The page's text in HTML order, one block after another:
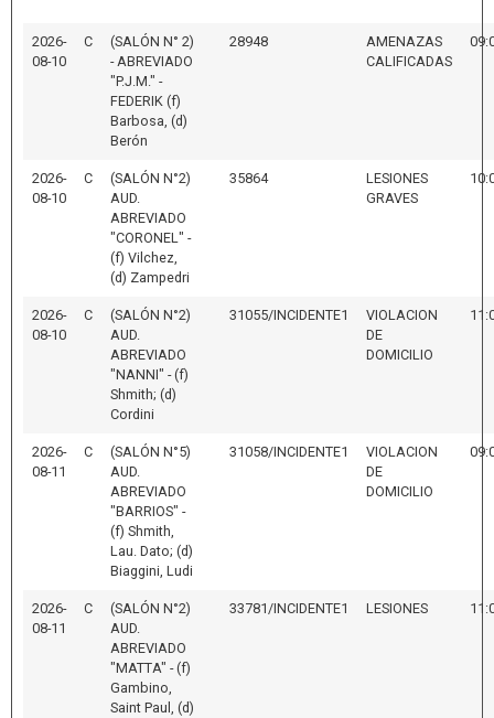
2026-
08-10
C
(SALÓN N° 2)
- ABREVIADO
"P.J.M." -
FEDERIK (f)
Barbosa, (d)
Berón
28948
AMENAZAS
CALIFICADAS
2026-
08-10
C
(SALÓN N°2)
AUD.
ABREVIADO
"CORONEL" -
(f) Vilchez,
(d) Zampedri
35864
LESIONES
GRAVES
2026-
08-10
C
(SALÓN N°2)
AUD.
ABREVIADO
"NANNI" - (f)
Shmith; (d)
Cordini
31055/INCIDENTE1
VIOLACION
DE
DOMICILIO
2026-
08-11
C
(SALÓN N°5)
AUD.
ABREVIADO
"BARRIOS" -
(f) Shmith,
Lau. Dato; (d)
Biaggini, Ludi
31058/INCIDENTE1
VIOLACION
DE
DOMICILIO
2026-
08-11
C
(SALÓN N°2)
AUD.
ABREVIADO
"MATTA" - (f)
Gambino,
Saint Paul, (d)
33781/INCIDENTE1 LESIONES